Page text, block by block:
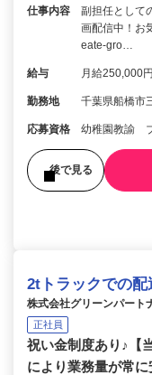
仕事内容
副担任として
画配信中！お
eate-gro…
給与 月給250,000
勤務地 千葉県船橋市
応募資格 幼稚園教諭
後で見る
2tトラックでの
株式会社グリーンパート
正社員
祝い金制度あり♪【
により業務量が常に